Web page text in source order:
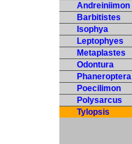
Andreiniimon
Barbitistes
Isophya
Leptophyes
Metaplastes
Odontura
Phaneroptera
Poecilimon
Polysarcus
Tylopsis